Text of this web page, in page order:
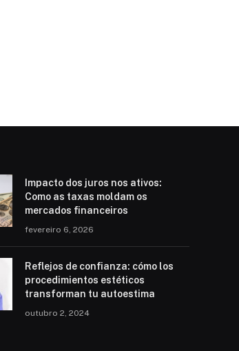
Impacto dos juros nos ativos:
Como as taxas moldam os
mercados financeiros
fevereiro 6, 2026
Reflejos de confianza: cómo los
procedimientos estéticos
transforman tu autoestima
outubro 2, 2024